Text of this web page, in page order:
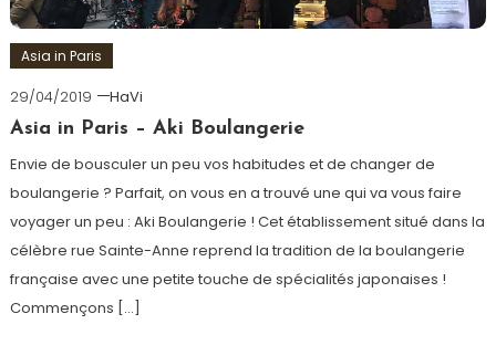
Asia in Paris
29/04/2019
HaVi
Asia in Paris – Aki Boulangerie
Envie de bousculer un peu vos habitudes et de changer de
boulangerie ? Parfait, on vous en a trouvé une qui va vous faire
voyager un peu : Aki Boulangerie ! Cet établissement situé dans la
célèbre rue Sainte-Anne reprend la tradition de la boulangerie
française avec une petite touche de spécialités japonaises !
Commençons […]